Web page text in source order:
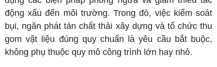
động xấu đến môi trường. Trong đó, việc kiểm soát
bụi, ngăn phát tán chất thải xây dựng và tổ chức thu
gom vật liệu đúng quy chuẩn là yêu cầu bắt buộc,
không phụ thuộc quy mô công trình lớn hay nhỏ.